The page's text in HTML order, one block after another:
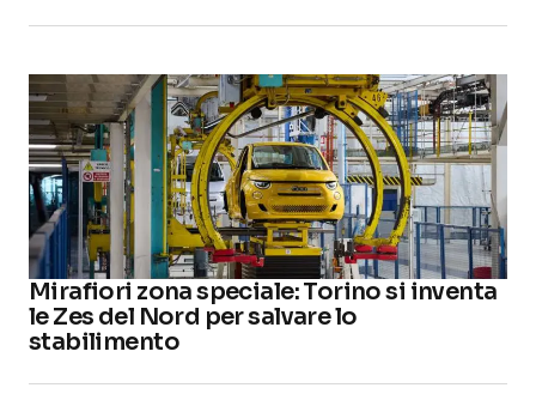
Mirafiori zona speciale: Torino si inventa
le Zes del Nord per salvare lo
stabilimento